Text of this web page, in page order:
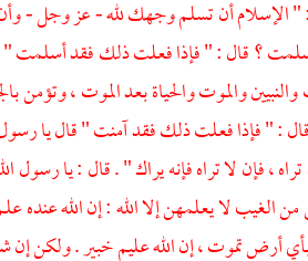
" الإسلام أن تسلم وجهك لله - عز وجل - وأن
؟ قال : " فإذا فعلت ذلك فقد أسلمت " ،
والنبيين والموت والحياة بعد الموت ،
: " فإذا فعلت ذلك فقد آمنت " قال يا
، فإن لا تراه فإنه يراك " . قال : يا
الغيب لا يعلمهن إلا الله : إن الله عنده
أرض تموت ، إن الله عليم خبير . ولكن إن